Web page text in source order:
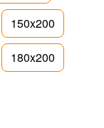
150x200
180x200